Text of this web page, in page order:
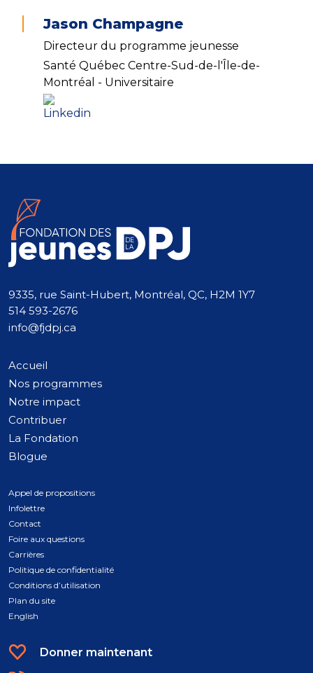
Jason Champagne
Directeur du programme jeunesse
Santé Québec Centre-Sud-de-l'Île-de-
Montréal - Universitaire
9335, rue Saint-Hubert, Montréal, QC, H2M 1Y7
514 593-2676
info@fjdpj.ca
Accueil
Nos programmes
Notre impact
Contribuer
La Fondation
Blogue
Appel de propositions
Infolettre
Contact
Foire aux questions
Carrières
Politique de confidentialité
Conditions d’utilisation
Plan du site
English
Donner maintenant